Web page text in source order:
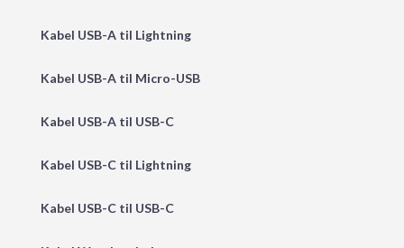
Kabel USB-A til Lightning
Kabel USB-A til Micro-USB
Kabel USB-A til USB-C
Kabel USB-C til Lightning
Kabel USB-C til USB-C